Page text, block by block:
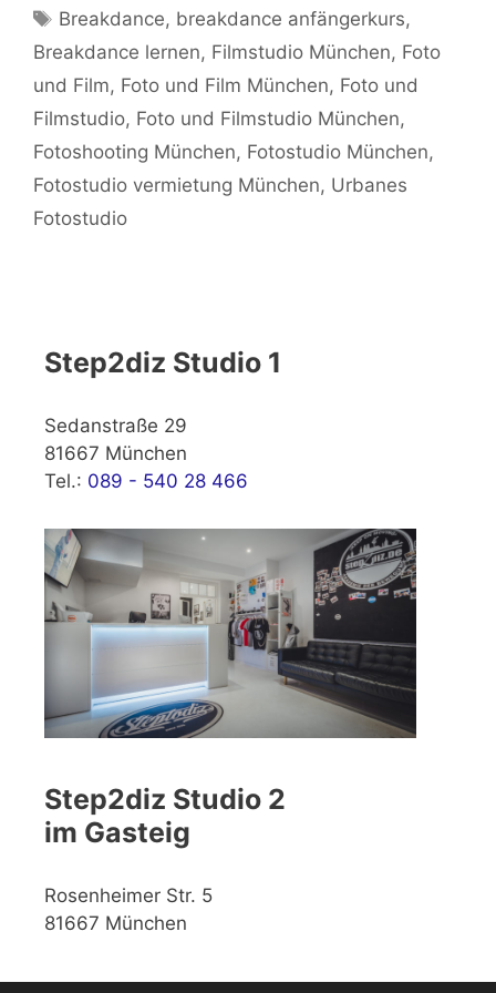
Schlagwörter
Breakdance, breakdance anfängerkurs,
Breakdance lernen, Filmstudio München, Foto
und Film, Foto und Film München, Foto und
Filmstudio, Foto und Filmstudio München,
Fotoshooting München, Fotostudio München,
Fotostudio vermietung München, Urbanes
Fotostudio
Step2diz Studio 1
Sedanstraße 29
81667 München
Tel.: 089 - 540 28 466
Step2diz Studio 2
im Gasteig
Rosenheimer Str. 5
81667 München